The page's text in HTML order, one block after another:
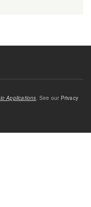
Applications. See our Privacy